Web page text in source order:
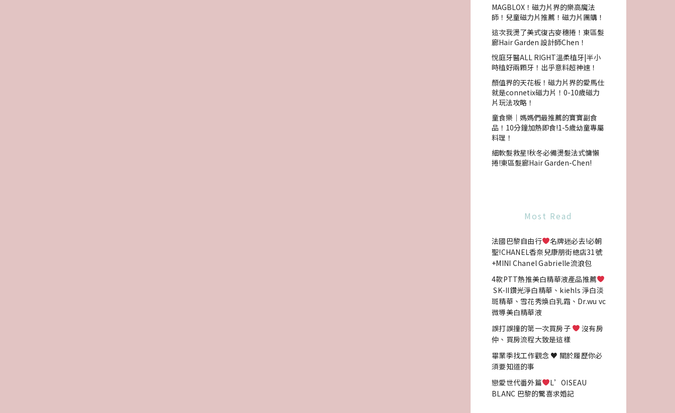
MAGBLOX！磁力片界的樂高魔法
師！兒童磁力片推薦！磁力片團購！
這次我燙了美式復古麥穗捲！東區髮
廊Hair Garden 設計師Chen！
悅庭牙醫ALL RIGHT溫柔植牙|半小
時植好兩顆牙！出乎意料超神速！
顏值界的天花板！磁力片界的愛馬仕
就是connetix磁力片！0-10歲磁力
片玩法攻略！
童食樂｜媽媽們最推薦的寶寶副食
品！10分鐘加熱即食!1-5歲幼童專屬
料理！
細軟髮救星!秋冬必備燙髮法式慵懶
捲!東區髮廊Hair Garden-Chen!
Most Read
法國巴黎自由行
名牌迷必去!必朝
聖!CHANEL香奈兒康朋街總店31號
+MINI Chanel Gabrielle流浪包
4款PTT熱推美白精華液產品推薦
SK-II鑽光淨白精華、kiehls 淨白淡
斑精華、雪花秀煥白乳霜、Dr.wu vc
微導美白精華液
誤打誤撞的第一次買房子
沒有房
仲、買房流程大致是這樣
畢業季找工作觀念 ♥ 關於履歷你必
須要知道的事
戀愛世代番外篇
L’OISEAU
BLANC 巴黎的驚喜求婚記